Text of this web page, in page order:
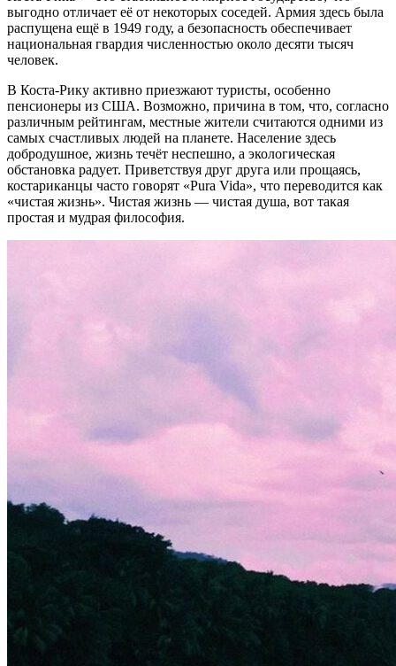
выгодно отличает её от некоторых соседей. Армия здесь была
распущена ещё в 1949 году, а безопасность обеспечивает
национальная гвардия численностью около десяти тысяч
человек.
В Коста-Рику активно приезжают туристы, особенно
пенсионеры из США. Возможно, причина в том, что, согласно
различным рейтингам, местные жители считаются одними из
самых счастливых людей на планете. Население здесь
добродушное, жизнь течёт неспешно, а экологическая
обстановка радует. Приветствуя друг друга или прощаясь,
костариканцы часто говорят «Pura Vida», что переводится как
«чистая жизнь». Чистая жизнь — чистая душа, вот такая
простая и мудрая философия.